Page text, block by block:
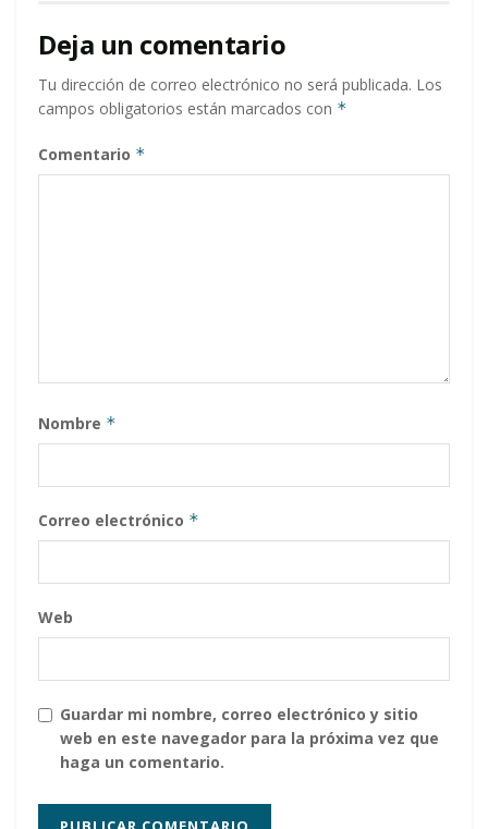
Deja un comentario
Tu dirección de correo electrónico no será publicada. Los
campos obligatorios están marcados con *
Comentario *
Nombre *
Correo electrónico *
Web
Guardar mi nombre, correo electrónico y sitio
web en este navegador para la próxima vez que
haga un comentario.